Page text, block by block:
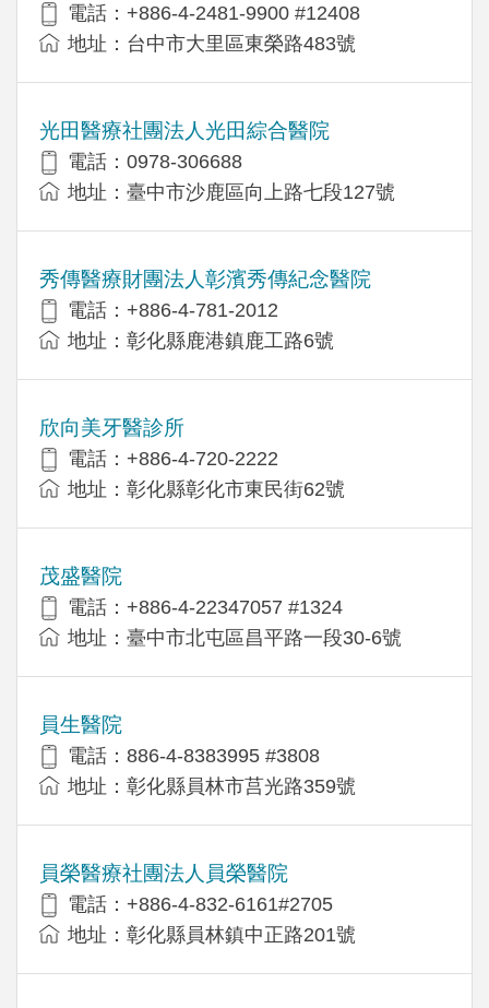
電話：+886-4-2481-9900 #12408
地址：台中市大里區東榮路483號
光田醫療社團法人光田綜合醫院
電話：0978-306688
地址：臺中市沙鹿區向上路七段127號
秀傳醫療財團法人彰濱秀傳紀念醫院
電話：+886-4-781-2012
地址：彰化縣鹿港鎮鹿工路6號
欣向美牙醫診所
電話：+886-4-720-2222
地址：彰化縣彰化市東民街62號
茂盛醫院
電話：+886-4-22347057 #1324
地址：臺中市北屯區昌平路一段30-6號
員生醫院
電話：886-4-8383995 #3808
地址：彰化縣員林市莒光路359號
員榮醫療社團法人員榮醫院
電話：+886-4-832-6161#2705
地址：彰化縣員林鎮中正路201號